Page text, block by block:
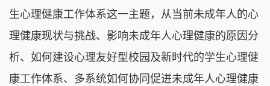
生心理健康工作体系这一主题，从当前未成年人的心
理健康现状与挑战、影响未成年人心理健康的原因分
析、如何建设心理友好型校园及新时代的学生心理健
康工作体系、多系统如何协同促进未成年人心理健康